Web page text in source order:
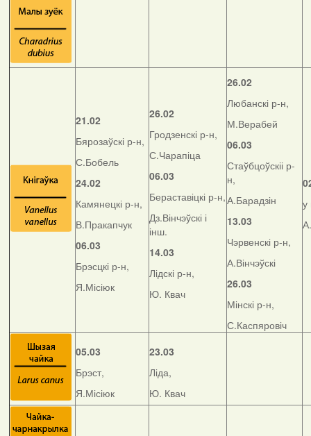
21.02
Бярозаўскі р-н,
С.Бобель
24.02
Камянецкі р-н,
В.Пракапчук
06.03
Брэсцкі р-н,
Я.Місіюк
26.02
Гродзенскі р-н,
С.Чарапіца
06.03
Бераставіцкі р-н,
Дз.Вінчэўскі і
інш.
14.03
Лідскі р-н,
Ю. Квач
26.02
Любанскі р-н,
М.Верабей
06.03
Стаўбцоўскіі р-
н,
А.Барадзін
13.03
Чэрвенскі р-н,
А.Вінчэўскі
26.03
Мінскі р-н,
С.Каспяровіч
у
05.03
Брэст,
Я.Місіюк
23.03
Ліда,
Ю. Квач